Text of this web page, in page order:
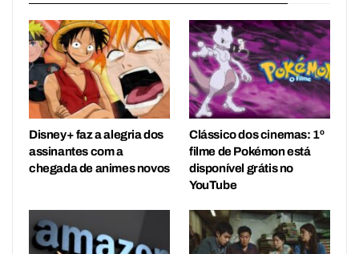
Disney+ faz a alegria dos
assinantes com a
chegada de animes novos
Clássico dos cinemas: 1º
filme de Pokémon está
disponível grátis no
YouTube